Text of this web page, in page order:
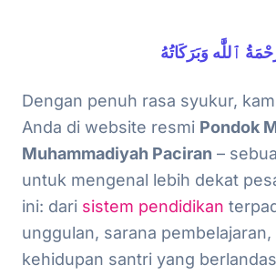
ٱللَّٰه وَبَرَكَاتُهُ
Dengan penuh rasa syukur,
Anda di website resmi Pondok
Muhammadiyah Paciran –
untuk mengenal lebih dekat
ini: dari sistem pendidikan
unggulan, sarana pembelajaran,
kehidupan santri yang